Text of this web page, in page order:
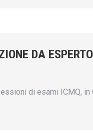
DA
di esami ICMQ,